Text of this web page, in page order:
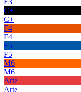
F3
C+
C+
F4
F4
F5
F5
M6
M6
Arte
Arte